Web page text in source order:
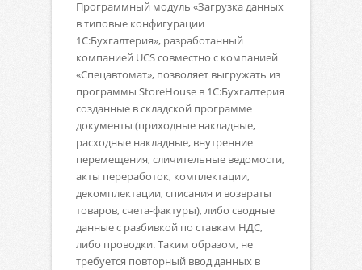
Программный модуль «Загрузка данных
в типовые конфигурации
1С:Бухгалтерия», разработанный
компанией UCS совместно с компанией
«Спецавтомат», позволяет выгружать из
программы StoreHouse в 1С:Бухгалтерия
созданные в складской программе
документы (приходные накладные,
расходные накладные, внутренние
перемещения, сличительные ведомости,
акты переработок, комплектации,
декомплектации, списания и возвраты
товаров, счета-фактуры), либо сводные
данные с разбивкой по ставкам НДС,
либо проводки. Таким образом, не
требуется повторный ввод данных в